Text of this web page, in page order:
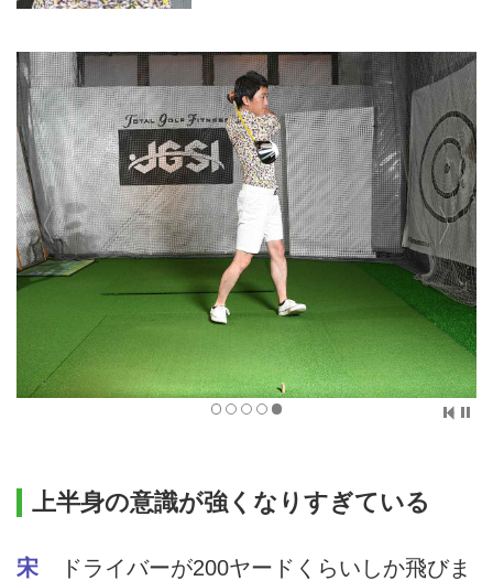
上半身の意識が強くなりすぎている
宋 ドライバーが200ヤードくらいしか飛びま